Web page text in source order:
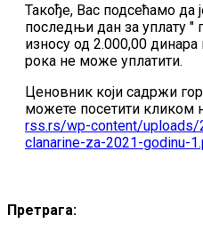
Такође, Вас подсећамо да
последњи дан за уплату "
износу од 2.000,00
рока не може уплатити.
Ценовник који садржи
можете посетити кликом
rss.rs/wp-content/
clanarine-za-2021-godinu-
Претрага: